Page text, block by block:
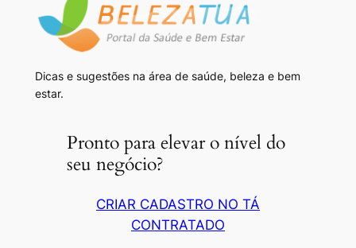
Dicas e sugestões na área de saúde, beleza e bem
estar.
Pronto para elevar o nível do
seu negócio?
CRIAR CADASTRO NO TÁ
CONTRATADO